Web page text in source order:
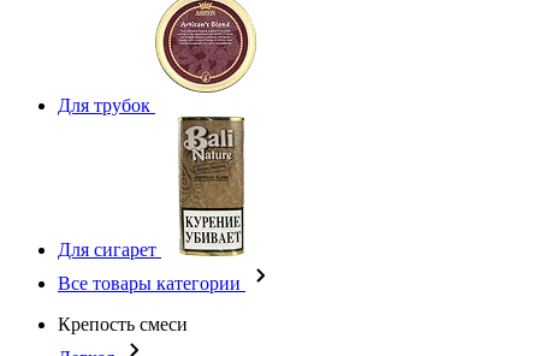
Для трубок
Для сигарет
Все товары категории
Крепость смеси